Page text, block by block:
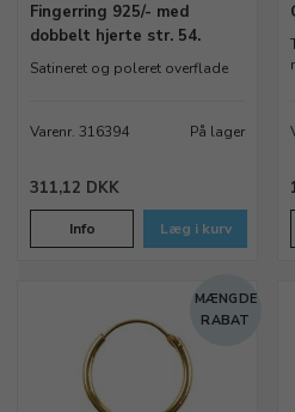
Fingerring 925/- med
dobbelt hjerte str. 54.
Satineret og poleret overflade
Varenr. 316394 På lager
311,12 DKK
Info Læg i kurv
MÆNGDE
RABAT